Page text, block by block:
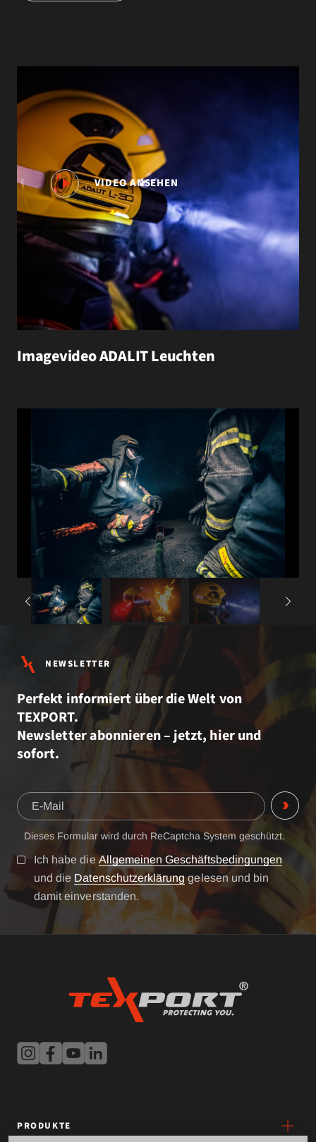
Imagevideo ADALIT Leuchten
VIDEO ANSEHEN
NEWSLETTER
Perfekt informiert über die Welt von
TEXPORT.
Newsletter abonnieren – jetzt, hier und
sofort.
Dieses Formular wird durch ReCaptcha System geschützt.
Ich habe die Allgemeinen Geschäftsbedingungen
und die Datenschutzerklärunggelesen und bin
damit einverstanden.
PRODUKTE